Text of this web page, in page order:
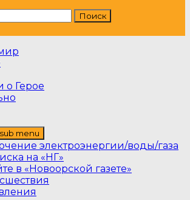
о Герое
menu
электроэнергии/воды/газа
на «НГ»
в «Новоорской газете»